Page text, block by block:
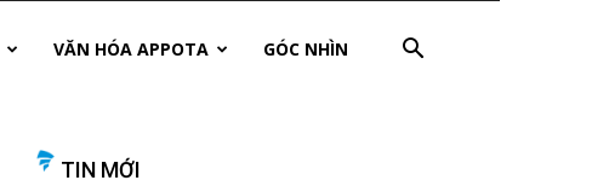
VĂN HÓA APPOTA GÓC NHÌN
TIN MỚI